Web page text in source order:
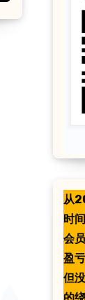
从
时
会
盈
但